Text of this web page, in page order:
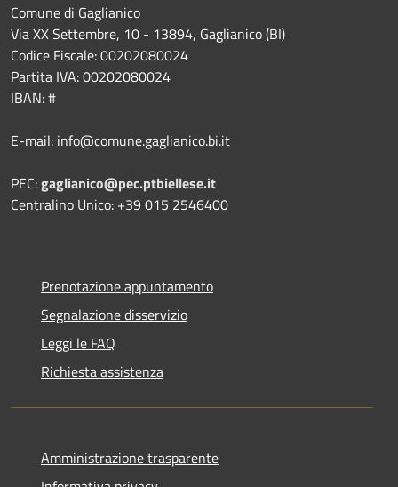
Comune di Gaglianico
Via XX Settembre, 10 - 13894, Gaglianico (BI)
Codice Fiscale: 00202080024
Partita IVA: 00202080024
IBAN: #
E-mail: info@comune.gaglianico.bi.it
PEC:gaglianico@pec.ptbiellese.it
Centralino Unico: +39 015 2546400
Prenotazione appuntamento
Segnalazione disservizio
Leggi le FAQ
Richiesta assistenza
Amministrazione trasparente